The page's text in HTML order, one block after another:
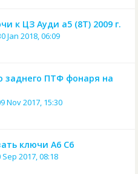
к ЦЗ Ауди а5 (8T) 2009 г.
Jan 2018, 06:09
заднего ПТФ фонаря на
Nov 2017, 15:30
ключи А6 С6
Sep 2017, 08:18